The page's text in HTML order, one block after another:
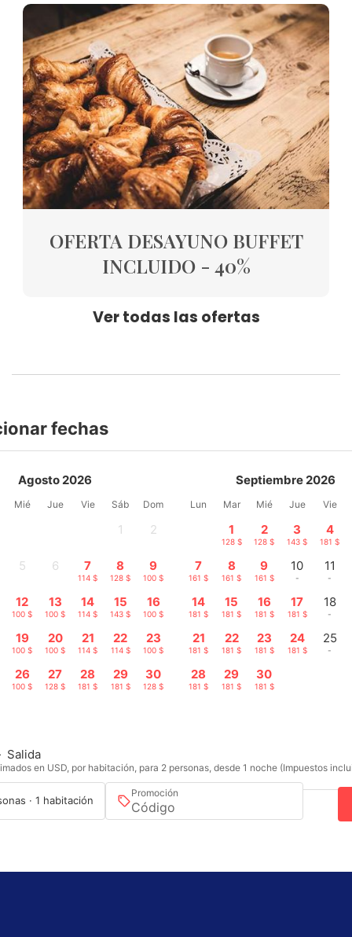
OFERTA DESAYUNO BUFFET
INCLUIDO - 40%
Ver todas las ofertas
fechas
Agosto 2026
Mié Jue Vie Sáb Dom
1 2
5 6 7
114 $
8
128 $
9
100 $
12
100 $
13
100 $
14
114 $
15
143 $
16
100 $
19
100 $
20
100 $
21
114 $
22
114 $
23
100 $
26
100 $
27
128 $
28
181 $
29
181 $
30
128 $
Septiembre 2026
Lun Mar Mié Jue Vie
1
128 $
2
128 $
3
143 $
4
181 $
7
161 $
8
161 $
9
161 $
10
-
11
-
14
181 $
15
181 $
16
181 $
17
181 $
18
-
21
181 $
22
181 $
23
181 $
24
181 $
25
-
28
181 $
29
181 $
30
181 $
Salida
en USD, por habitación, para 2 personas, desde 1 noche (Impuestos
· 1 habitación
Promoción